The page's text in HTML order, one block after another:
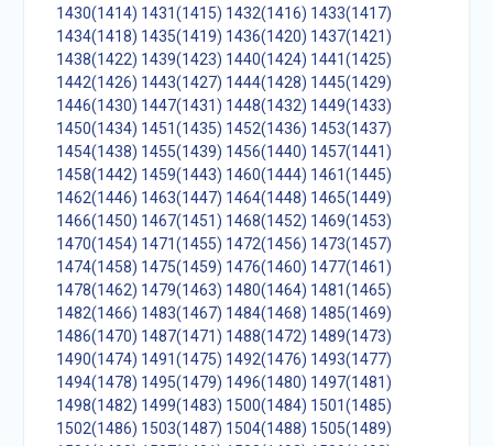
1430(1414) 1431(1415) 1432(1416) 1433(1417)
1434(1418) 1435(1419) 1436(1420) 1437(1421)
1438(1422) 1439(1423) 1440(1424) 1441(1425)
1442(1426) 1443(1427) 1444(1428) 1445(1429)
1446(1430) 1447(1431) 1448(1432) 1449(1433)
1450(1434) 1451(1435) 1452(1436) 1453(1437)
1454(1438) 1455(1439) 1456(1440) 1457(1441)
1458(1442) 1459(1443) 1460(1444) 1461(1445)
1462(1446) 1463(1447) 1464(1448) 1465(1449)
1466(1450) 1467(1451) 1468(1452) 1469(1453)
1470(1454) 1471(1455) 1472(1456) 1473(1457)
1474(1458) 1475(1459) 1476(1460) 1477(1461)
1478(1462) 1479(1463) 1480(1464) 1481(1465)
1482(1466) 1483(1467) 1484(1468) 1485(1469)
1486(1470) 1487(1471) 1488(1472) 1489(1473)
1490(1474) 1491(1475) 1492(1476) 1493(1477)
1494(1478) 1495(1479) 1496(1480) 1497(1481)
1498(1482) 1499(1483) 1500(1484) 1501(1485)
1502(1486) 1503(1487) 1504(1488) 1505(1489)